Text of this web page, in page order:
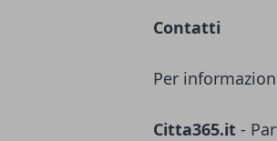
Contatti
Per
Citta365.it -